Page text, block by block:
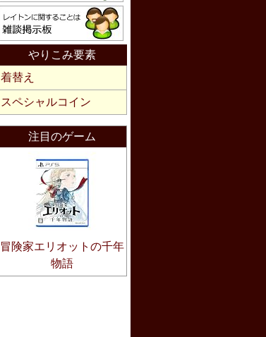
やりこみ要素
着替え
スペシャルコイン
注目のゲーム
冒険家エリオットの千年
物語